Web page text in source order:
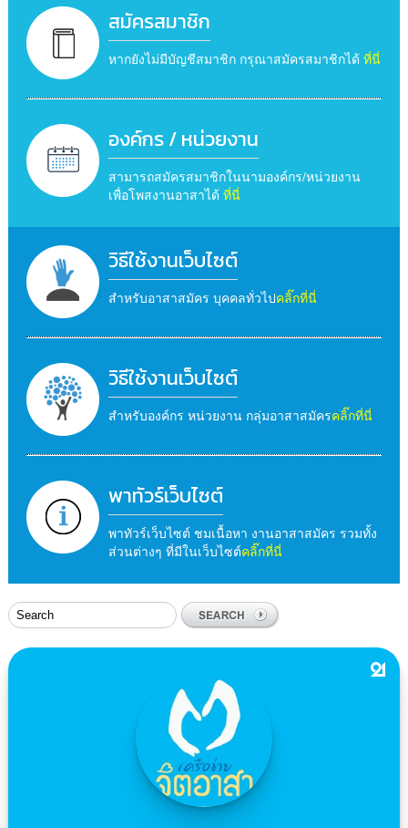
สมัครสมาชิก
หากยังไม่มีบัญชีสมาชิก กรุณาสมัครสมาชิกได้ ที่นี่
องค์กร / หน่วยงาน
สามารถสมัครสมาชิกในนามองค์กร/หน่วยงาน
เพื่อโพสงานอาสาได้ ที่นี่
วิธีใช้งานเว็บไซต์
สำหรับอาสาสมัคร บุคคลทั่วไปคลิ๊กที่นี่
วิธีใช้งานเว็บไซต์
สำหรับองค์กร หน่วยงาน กลุ่มอาสาสมัครคลิ๊กที่นี่
พาทัวร์เว็บไซต์
พาทัวร์เว็บไซต์ ชมเนื้อหา งานอาสาสมัคร รวมทั้ง
ส่วนต่างๆ ที่มีในเว็บไซต์คลิ๊กที่นี่